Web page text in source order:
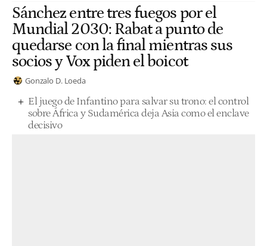
Sánchez entre tres fuegos por el
Mundial 2030: Rabat a punto de
quedarse con la final mientras sus
socios y Vox piden el boicot
Gonzalo D. Loeda
El juego de Infantino para salvar su trono: el control
sobre África y Sudamérica deja Asia como el enclave
decisivo